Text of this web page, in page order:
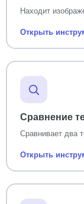
Находит
Открыть
Сравнение
Сравнивает два
Открыть